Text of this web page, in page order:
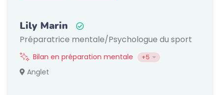
Lily Marin
Préparatrice mentale/Psychologue du sport
Bilan en préparation mentale +5
Anglet